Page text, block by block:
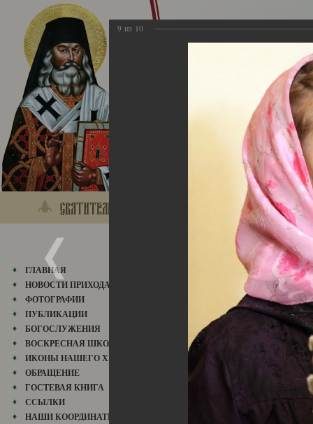
ГЛАВНАЯ
НОВОСТИ ПРИХОДА
ФОТОГРАФИИ
ПУБЛИКАЦИИ
БОГОСЛУЖЕНИЯ
ВОСКРЕСНАЯ ШКОЛА
ИКОНЫ НАШЕГО ХРАМА
ОБРАЩЕНИЕ
ГОСТЕВАЯ КНИГА
ССЫЛКИ
НАШИ КООРДИНАТЫ
9 из 10